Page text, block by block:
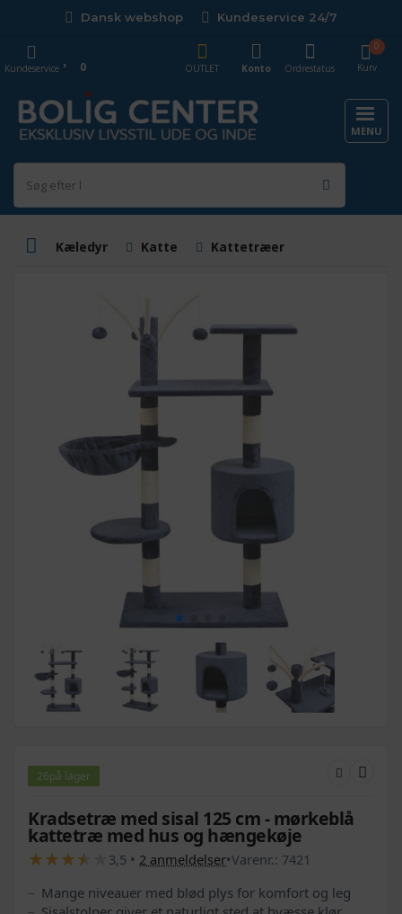
Dansk webshop Kundeservice 24/7
Kurv
0
OUTLET
Konto Ordrestatus
Kundeservice 0
MENU
Kæledyr Katte Kattetræer
26på lager
Kradsetræ med sisal 125 cm - mørkeblå
kattetræ med hus og hængekøje
★
★★
★★
★★
★ 3,5 • 2 anmeldelser•Varenr.: 7421
Mange niveauer med blød plys for komfort og leg